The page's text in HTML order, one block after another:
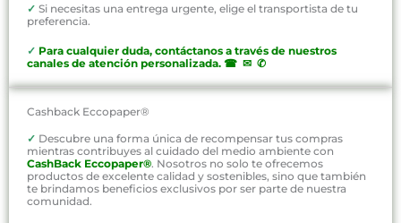
✓ Si necesitas una entrega urgente, elige el transportista de tu
preferencia.
✓ Para cualquier duda, contáctanos a través de nuestros
canales de atención personalizada. ☎ ✉ ✆
Cashback Eccopaper®
✓ Descubre una forma única de recompensar tus compras
mientras contribuyes al cuidado del medio ambiente con
CashBack Eccopaper®. Nosotros no solo te ofrecemos
productos de excelente calidad y sostenibles, sino que también
te brindamos beneficios exclusivos por ser parte de nuestra
comunidad.